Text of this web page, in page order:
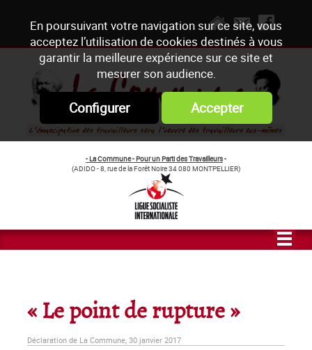
En poursuivant votre navigation sur ce site, vous
acceptez l’utilisation de cookies destinés à vous
garantir la meilleure expérience sur ce site et
mesurer son audience.
Configurer Accepter
- La Commune - Pour un Parti des Travailleurs-
(ADIDO - 8, rue de la Forêt Noire 34 080 MONTPELLIER)
« Le point de rupture »
Déclaration de La Commune, 30 janvier 2017